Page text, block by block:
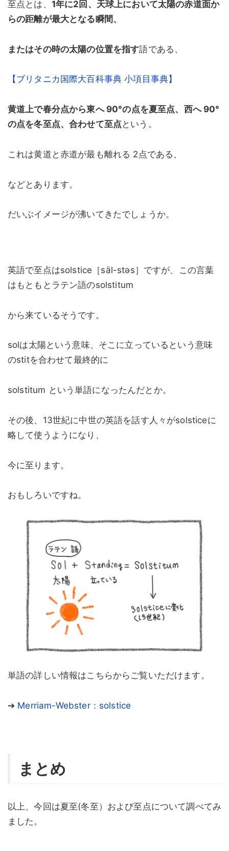
至点とは、 1年に2回、天球上において太陽の赤道面か
らの距離が最大となる瞬間、
またはその時の太陽の位置を指す語である、
【ブリタニカ国際大百科事典 小項目事典】
黄道上で春分点から東へ 90°の点を夏至点、西へ 90°
の点を冬至点、合わせて至点 という。
これは黄道と赤道が最も離れる 2点である、
などとあります。
だいぶイメージが沸いてきたでしょうか。
英語で至点はsolstice［säl-stəs］ですが、この言葉
はもともとラテン語のsolstitum
から来ているそうです。
solは太陽という意味、そこに立っているという意味
のstitを合わせて最終的に
solstitum という単語になったんだとか。
その後、13世紀に中世の英語を話す人々がsolsticeに
略して使うようになり、
今に至ります。
おもしろいですね。
単語の詳しい情報はこちらからご覧いただけます。
➔ Merriam-Webster：solstice
まとめ
以上、今回は夏至(冬至）および至点について調べてみ
ました。